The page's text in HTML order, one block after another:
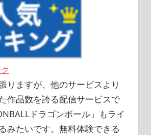
りますが、他のサービスより
作品数を誇る配信サービスで
ドラゴンボール」もライ
みたいです。無料体験できる